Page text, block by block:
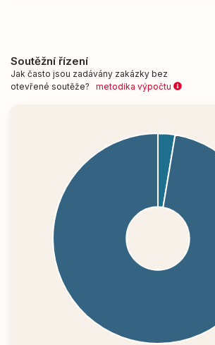
Soutěžní řízení
Jak často jsou zadávány zakázky bez
otevřené soutěže? metodika výpočtu